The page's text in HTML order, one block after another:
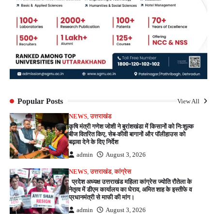
Popular Posts View All
NEWS ,उत्तराखंड
कृषि मंत्री गणेश जोशी ने बुरांशखंडा में किसानों को निःशुल्क
बीज वितरित किए, सेब-कीवी बागानों और पॉलीहाउस को
बढ़ावा देने के दिए निर्देश
admin August 3, 2026
NEWS ,उत्तराखंड,कांग्रेस
प्रदेश अध्यक्ष उत्तराखंड महिला कांग्रेस ज्योति रौतेला के
नेतृत्व में डीएम कार्यालय का घेराव, अमित शाह के इस्तीफे व
प्रधानमंत्री से माफी की मांग।
admin August 3, 2026